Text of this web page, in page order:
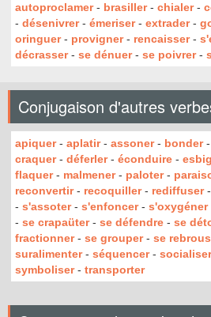
autoproclamer- brasiller- chialer-
- désenivrer- émeriser- extrader-
oringuer- provigner- rencaisser-
décrasser- se dénuer- se poivrer-
Conjugaison d'autres
apiquer- aplatir- assoner- bonder-
craquer- déferler- éconduire -
flaquer- malmener- paloter-
reconvertir- recoquiller- rediffuser-
- s'assoter- s'enfoncer- s'oxygéner
- se crapaüter- se défendre - se
fractionner- se grouper- se
suralimenter- séquencer- socialiser
symboliser- transporter